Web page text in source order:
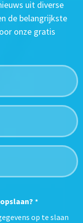
uit diverse
de belangrijkste
onze gratis
*
op te slaan